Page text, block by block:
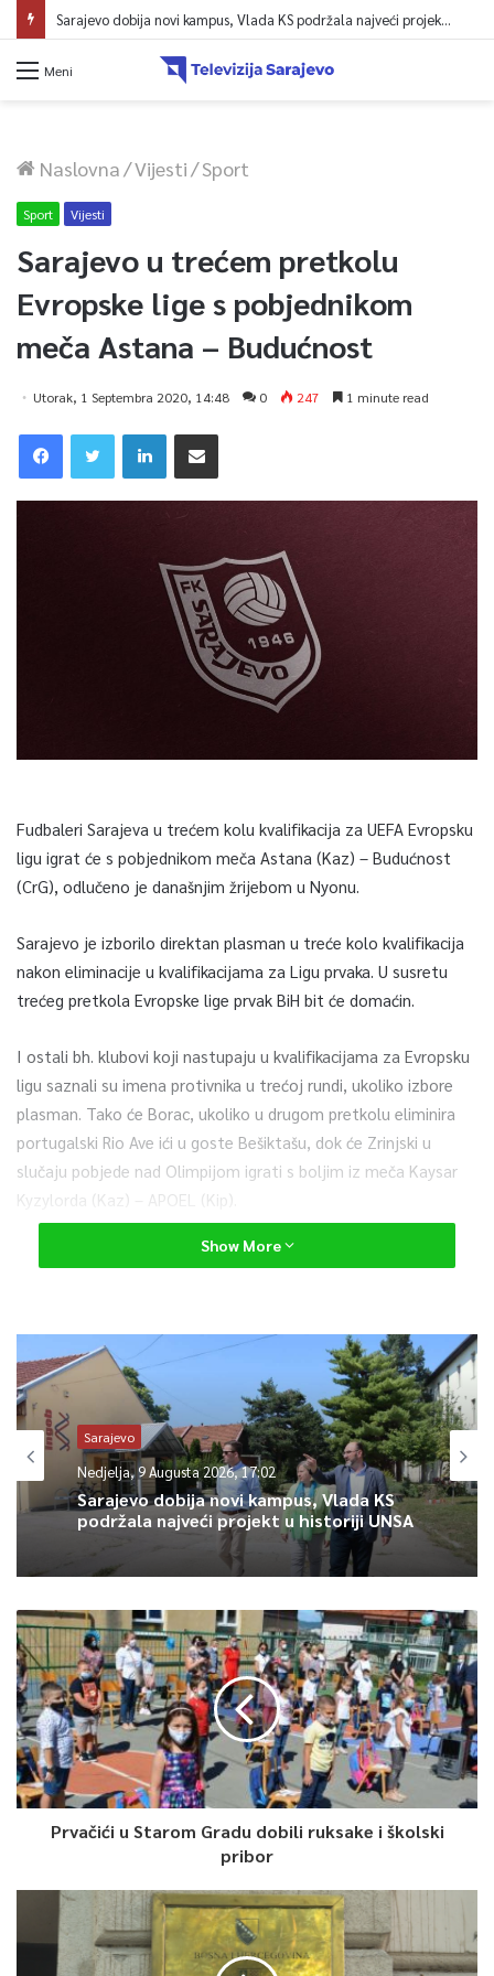
Sarajevo dobija novi kampus, Vlada KS podržala najveći projekt u historiji UNSA
Meni
Naslovna/Vijesti/Sport
Sport Vijesti
Sarajevo u trećem pretkolu
Evropske lige s pobjednikom
meča Astana – Budućnost
Utorak, 1 Septembra 2020, 14:48 0 247 1 minute read
Fudbaleri Sarajeva u trećem kolu kvalifikacija za UEFA Evropsku
ligu igrat će s pobjednikom meča Astana (Kaz) – Budućnost
(CrG), odlučeno je današnjim žrijebom u Nyonu.
Sarajevo je izborilo direktan plasman u treće kolo kvalifikacija
nakon eliminacije u kvalifikacijama za Ligu prvaka. U susretu
trećeg pretkola Evropske lige prvak BiH bit će domaćin.
I ostali bh. klubovi koji nastupaju u kvalifikacijama za Evropsku
ligu saznali su imena protivnika u trećoj rundi, ukoliko izbore
plasman. Tako će Borac, ukoliko u drugom pretkolu eliminira
portugalski Rio Ave ići u goste Bešiktašu, dok će Zrinjski u
slučaju pobjede nad Olimpijom igrati s boljim iz meča Kaysar
Kyzylorda (Kaz) – APOEL (Kip).
Željezničar bi u trećem pretkolu trebao da igra protiv Rostova,
Susreti trećeg pretkola na rasporedu su 24. septembra.
0
Article Rating
Show More
Sarajevo
Nedjelja, 9 Augusta 2026, 17:02
Sarajevo dobija novi kampus, Vlada KS
podržala najveći projekt u historiji UNSA
Prvačići u Starom Gradu dobili ruksake i školski
pribor